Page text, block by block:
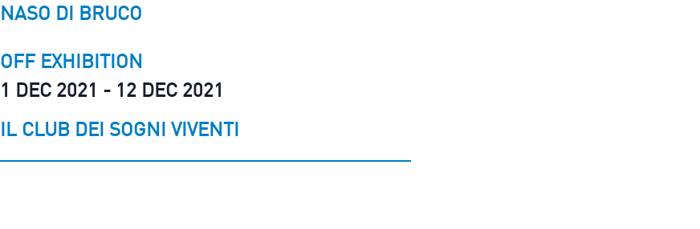
NASO DI BRUCO
OFF EXHIBITION
1 DEC 2021 - 12 DEC 2021
IL CLUB DEI SOGNI VIVENTI